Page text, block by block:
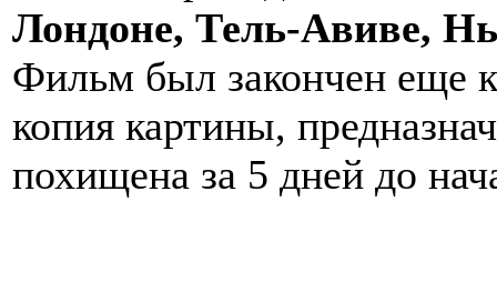
Лондоне, Тель-Авиве,
Фильм был закончен еще
копия картины,
похищена за 5 дней до